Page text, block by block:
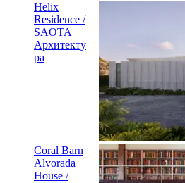
Helix
Residence /
SAOTA
Архитекту
ра
Coral Barn
Alvorada
House /